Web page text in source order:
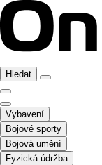
Hledat
Vybavení
Bojové sporty
Bojová umění
Fyzická údržba